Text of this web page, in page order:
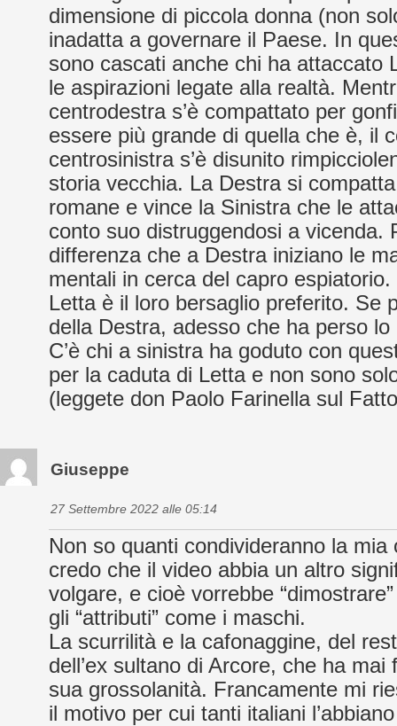
dimensione di piccola donna (non
inadatta a governare il Paese. In
sono cascati anche chi ha attaccato
le aspirazioni legate alla realtà.
centrodestra s’è compattato per
essere più grande di quella che è, il
centrosinistra s’è disunito
storia vecchia. La Destra si
romane e vince la Sinistra che le
conto suo distruggendosi a vicenda.
differenza che a Destra iniziano le
mentali in cerca del capro
Letta è il loro bersaglio preferito. Se
della Destra, adesso che ha perso
C’è chi a sinistra ha goduto con
per la caduta di Letta e non sono
(leggete don Paolo Farinella sul
Giuseppe
27 Settembre 2022 alle 05:14
Non so quanti condivideranno la mia
credo che il video abbia un altro
volgare, e cioè vorrebbe
gli “attributi” come i maschi.
La scurrilità e la cafonaggine, del
dell’ex sultano di Arcore, che ha
sua grossolanità. Francamente mi
il motivo per cui tanti italiani